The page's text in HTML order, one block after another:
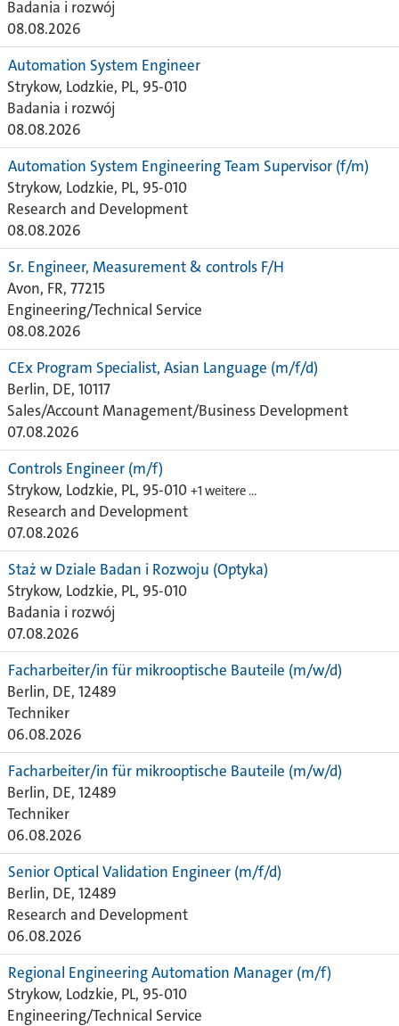
Badania i rozwój
08.08.2026
Automation System Engineer
Strykow, Lodzkie, PL, 95-010
Badania i rozwój
08.08.2026
Automation System Engineering Team Supervisor (f/m)
Strykow, Lodzkie, PL, 95-010
Research and Development
08.08.2026
Sr. Engineer, Measurement & controls F/H
Avon, FR, 77215
Engineering/Technical Service
08.08.2026
CEx Program Specialist, Asian Language (m/f/d)
Berlin, DE, 10117
Sales/Account Management/Business Development
07.08.2026
Controls Engineer (m/f)
Strykow, Lodzkie, PL, 95-010 +1 weitere …
Research and Development
07.08.2026
Staż w Dziale Badan i Rozwoju (Optyka)
Strykow, Lodzkie, PL, 95-010
Badania i rozwój
07.08.2026
Facharbeiter/in für mikrooptische Bauteile (m/w/d)
Berlin, DE, 12489
Techniker
06.08.2026
Facharbeiter/in für mikrooptische Bauteile (m/w/d)
Berlin, DE, 12489
Techniker
06.08.2026
Senior Optical Validation Engineer (m/f/d)
Berlin, DE, 12489
Research and Development
06.08.2026
Regional Engineering Automation Manager (m/f)
Strykow, Lodzkie, PL, 95-010
Engineering/Technical Service